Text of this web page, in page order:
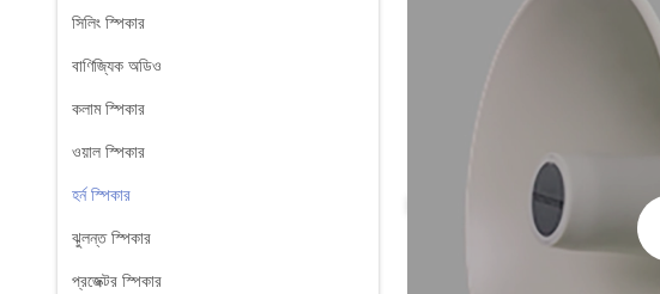
সিলিং স্পিকার
বাণিজ্যিক অডিও
কলাম স্পিকার
ওয়াল স্পিকার
হর্ন স্পিকার
ঝুলন্ত স্পিকার
প্রজেক্টর স্পিকার